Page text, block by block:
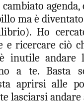
ma è
Ho
e ricercare ciò
inutile
a te. Basta
aprirsi alle
lasciarsi